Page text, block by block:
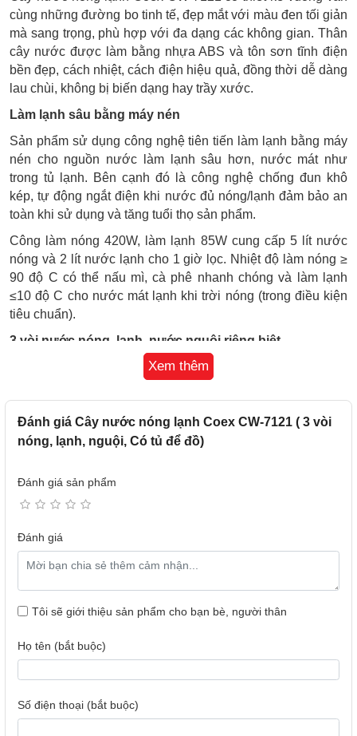
cùng những đường bo tinh tế, đẹp mắt với màu đen tối giản
mà sang trọng, phù hợp với đa dạng các không gian. Thân
cây nước được làm bằng nhựa ABS và tôn sơn tĩnh điện
bền đẹp, cách nhiệt, cách điện hiệu quả, đồng thời dễ dàng
lau chùi, không bị biến dạng hay trầy xước.
Làm lạnh sâu bằng máy nén
Sản phẩm sử dụng công nghệ tiên tiến làm lạnh bằng máy
nén cho nguồn nước làm lạnh sâu hơn, nước mát như
trong tủ lạnh. Bên cạnh đó là công nghệ chống đun khô
kép, tự động ngắt điện khi nước đủ nóng/lạnh đảm bảo an
toàn khi sử dụng và tăng tuổi thọ sản phẩm.
Công làm nóng 420W, làm lạnh 85W cung cấp 5 lít nước
nóng và 2 lít nước lạnh cho 1 giờ lọc. Nhiệt độ làm nóng ≥
90 độ C có thể nấu mì, cà phê nhanh chóng và làm lạnh
≤10 độ C cho nước mát lạnh khi trời nóng (trong điều kiện
tiêu chuẩn).
3 vòi nước nóng, lạnh, nước nguội riêng biệt
Cây nước nóng lạnh Coex CW-7121 được trang bị 3 vòi
việc lấy nước ra, đặc biệt vòi nước nóng có nút khóa bảo
vệ cho gia đình có trẻ nhỏ, tránh bất cẩn gây nóng bỏng.
Xem thêm
Đánh giá Cây nước nóng lạnh Coex CW-7121 ( 3 vòi
nóng, lạnh, nguội, Có tủ để đồ)
Đánh giá sản phẩm
Đánh giá
Tôi sẽ giới thiệu sản phẩm cho bạn bè, người thân
Họ tên (bắt buộc)
Số điện thoại (bắt buộc)